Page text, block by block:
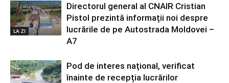
LA ZI
Directorul general al CNAIR Cristian
Pistol prezintă informații noi despre
lucrările de pe Autostrada Moldovei –
A7
Pod de interes național, verificat
înainte de recepția lucrărilor